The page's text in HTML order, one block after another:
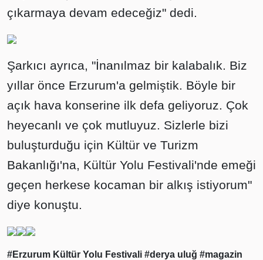
çıkarmaya devam edeceğiz" dedi.
Şarkıcı ayrıca, "İnanılmaz bir kalabalık. Biz
yıllar önce Erzurum'a gelmiştik. Böyle bir
açık hava konserine ilk defa geliyoruz. Çok
heyecanlı ve çok mutluyuz. Sizlerle bizi
buluşturduğu için Kültür ve Turizm
Bakanlığı'na, Kültür Yolu Festivali'nde emeği
geçen herkese kocaman bir alkış istiyorum"
diye konuştu.
#Erzurum Kültür Yolu Festivali #derya uluğ #magazin